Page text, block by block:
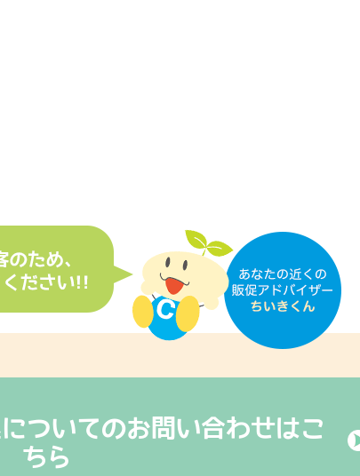
ついてのお問い合わせはこ
ちら